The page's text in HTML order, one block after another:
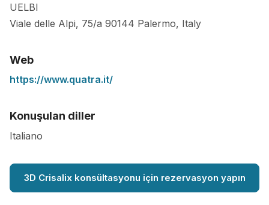
UELBI
Viale delle Alpi, 75/a 90144 Palermo, Italy
Web
https://www.quatra.it/
Konuşulan diller
Italiano
3D Crisalix konsültasyonu için rezervasyon yapın